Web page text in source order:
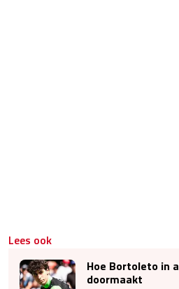
Lees ook
Hoe Bortoleto in
doormaakt